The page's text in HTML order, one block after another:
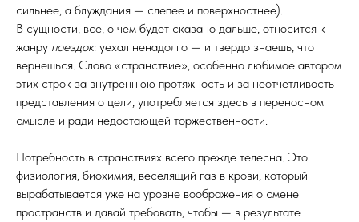
сильнее, а блуждания — слепее и поверхностнее).
В сущности, все, о чем будет сказано дальше, относится к
жанру поездок: уехал ненадолго — и твердо знаешь, что
вернешься. Слово «странствие», особенно любимое автором
этих строк за внутреннюю протяжность и за неотчетливость
представления о цели, употребляется здесь в переносном
смысле и ради недостающей торжественности.
Потребность в странствиях всего прежде телесна. Это
физиология, биохимия, веселящий газ в крови, который
вырабатывается уже на уровне воображения о смене
пространств и давай требовать, чтобы — в результате